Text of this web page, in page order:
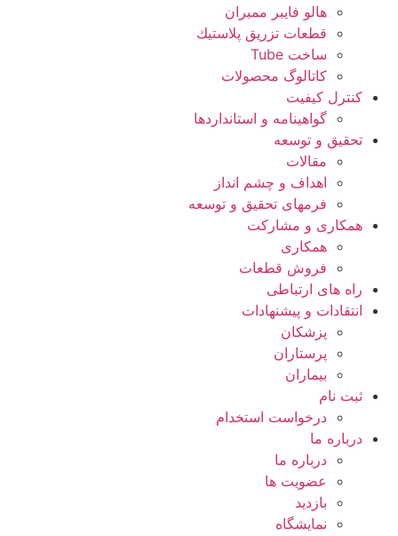
هالو فایبر ممبران
قطعات تزريق پلاستيك
ساخت Tube
کاتالوگ محصولات
کنترل کیفیت
گواهينامه و استانداردها
تحقيق و توسعه
مقالات
اهداف و چشم انداز
فرمهای تحقیق و توسعه
همکاری و مشارکت
همکاری
فروش قطعات
راه های ارتباطی
انتقادات و پيشنهادات
پزشكان
پرستاران
بيماران
ثبت نام
درخواست استخدام
درباره ما
درباره ما
عضویت ها
بازدید
نمایشگاه